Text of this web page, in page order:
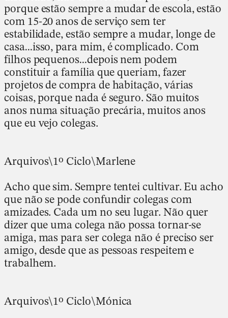
porque estão sempre a mudar de escola, estão
com 15-20 anos de serviço sem ter
estabilidade, estão sempre a mudar, longe de
casa…isso, para mim, é complicado. Com
filhos pequenos…depois nem podem
constituir a família que queriam, fazer
projetos de compra de habitação, várias
coisas, porque nada é seguro. São muitos
anos numa situação precária, muitos anos
que eu vejo colegas.
Arquivos\1º Ciclo\Marlene
Acho que sim. Sempre tentei cultivar. Eu acho
que não se pode confundir colegas com
amizades. Cada um no seu lugar. Não quer
dizer que uma colega não possa tornar-se
amiga, mas para ser colega não é preciso ser
amigo, desde que as pessoas respeitem e
trabalhem.
Arquivos\1º Ciclo\Mónica